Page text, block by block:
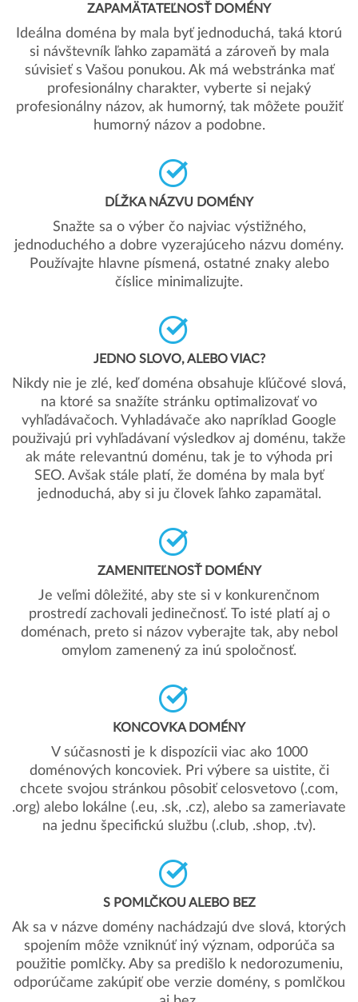
ZAPAMÄTATEĽNOSŤ DOMÉNY
Ideálna doména by mala byť jednoduchá, taká ktorú
si návštevník ľahko zapamätá a zároveň by mala
súvisieť s Vašou ponukou. Ak má webstránka mať
profesionálny charakter, vyberte si nejaký
profesionálny názov, ak humorný, tak môžete použiť
humorný názov a podobne.
DĹŽKA NÁZVU DOMÉNY
Snažte sa o výber čo najviac výstižného,
jednoduchého a dobre vyzerajúceho názvu domény.
Používajte hlavne písmená, ostatné znaky alebo
číslice minimalizujte.
JEDNO SLOVO, ALEBO VIAC?
Nikdy nie je zlé, keď doména obsahuje kľúčové slová,
na ktoré sa snažíte stránku optimalizovať vo
vyhľadávačoch. Vyhladávače ako napríklad Google
použivajú pri vyhľadávaní výsledkov aj doménu, takže
ak máte relevantnú doménu, tak je to výhoda pri
SEO. Avšak stále platí, že doména by mala byť
jednoduchá, aby si ju človek ľahko zapamätal.
ZAMENITEĽNOSŤ DOMÉNY
Je veľmi dôležité, aby ste si v konkurenčnom
prostredí zachovali jedinečnosť. To isté platí aj o
doménach, preto si názov vyberajte tak, aby nebol
omylom zamenený za inú spoločnosť.
KONCOVKA DOMÉNY
V súčasnosti je k dispozícii viac ako 1000
doménových koncoviek. Pri výbere sa uistite, či
chcete svojou stránkou pôsobiť celosvetovo (.com,
.org) alebo lokálne (.eu, .sk, .cz), alebo sa zameriavate
na jednu špecifickú službu (.club, .shop, .tv).
S POMLČKOU ALEBO BEZ
Ak sa v názve domény nachádzajú dve slová, ktorých
spojením môže vzniknúť iný význam, odporúča sa
použitie pomlčky. Aby sa predišlo k nedorozumeniu,
odporúčame zakúpiť obe verzie domény, s pomlčkou